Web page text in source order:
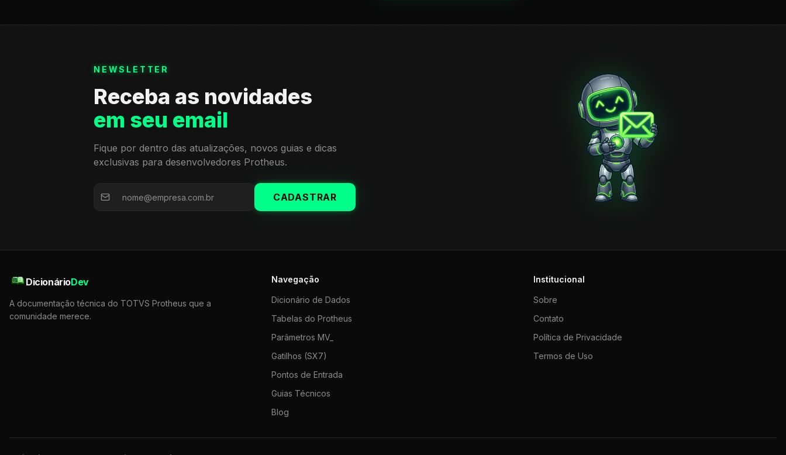
NEWSLETTER
Receba as novidades
em seu email
Fique por dentro das atualizações, novos guias e dicas
exclusivas para desenvolvedores Protheus.
CADASTRAR
DicionárioDev
A documentação técnica do TOTVS Protheus que a
comunidade merece.
Navegação
Dicionário de Dados
Tabelas do Protheus
Parâmetros MV_
Gatilhos (SX7)
Pontos de Entrada
Guias Técnicos
Blog
Institucional
Sobre
Contato
Política de Privacidade
Termos de Uso